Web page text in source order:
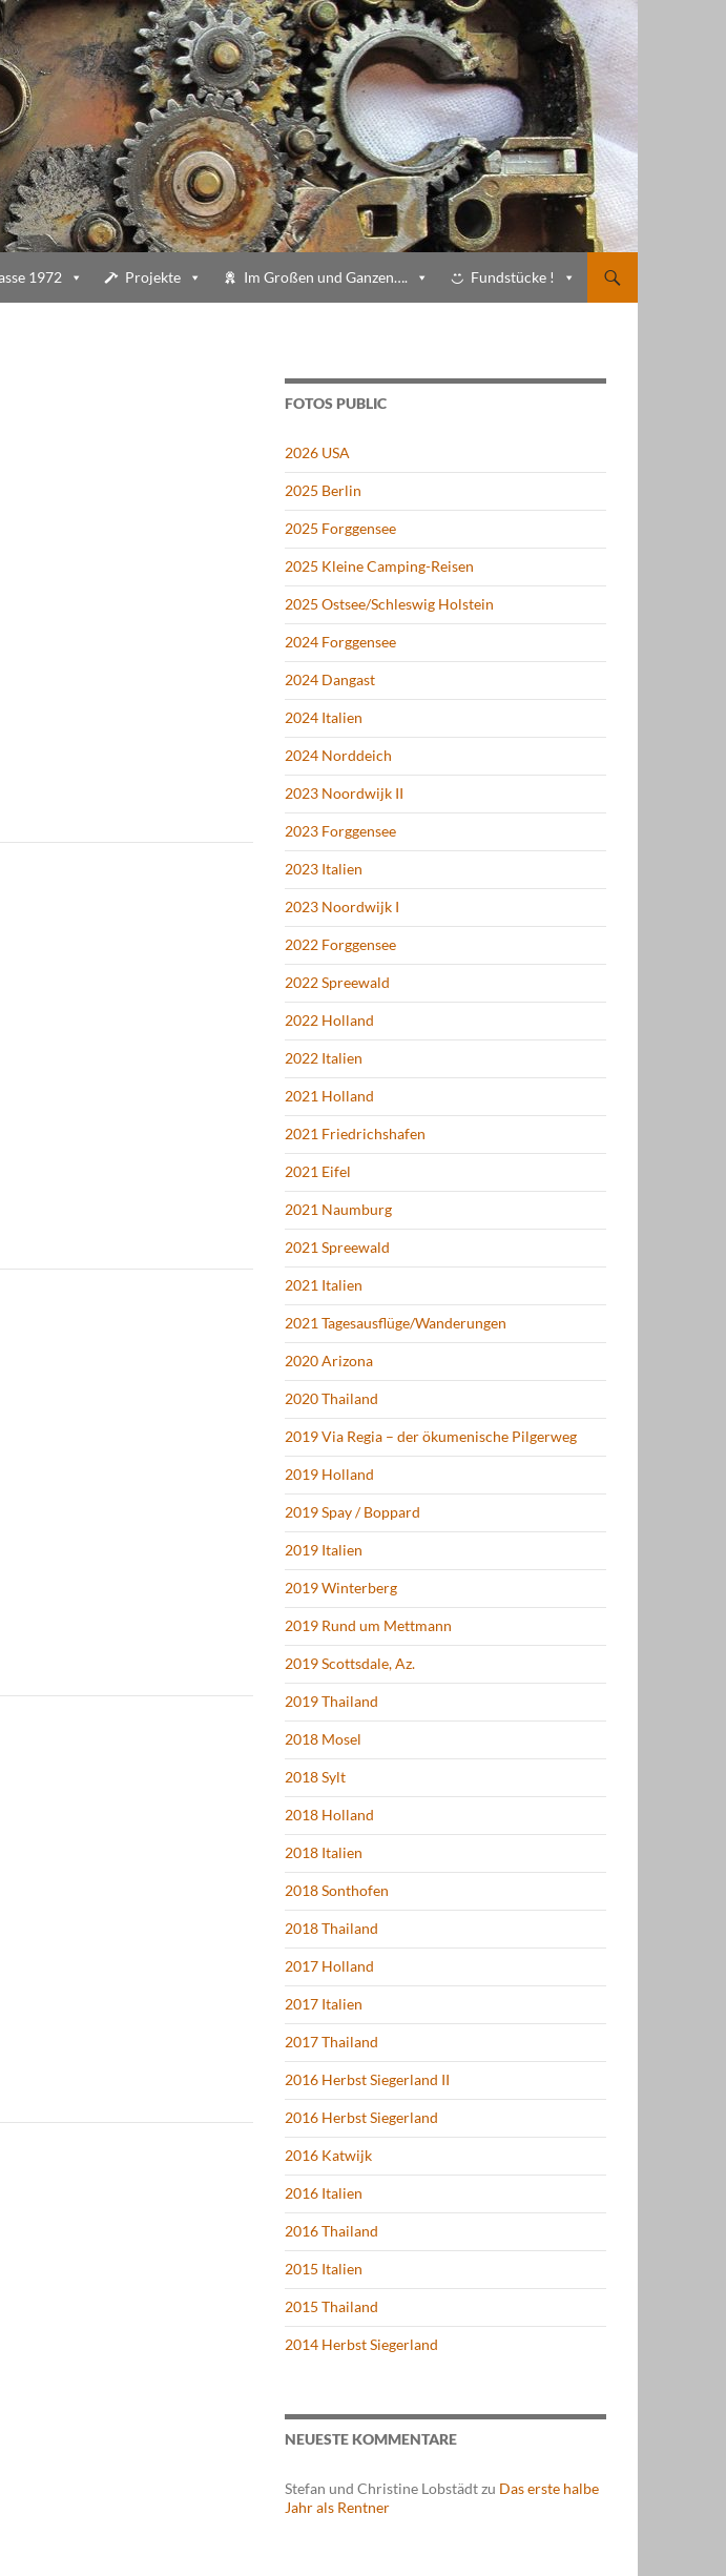
1972 Projekte Im Großen und Ganzen…. Fundstücke !
FOTOS PUBLIC
2026 USA
2025 Berlin
2025 Forggensee
2025 Kleine Camping-Reisen
2025 Ostsee/Schleswig Holstein
2024 Forggensee
2024 Dangast
2024 Italien
2024 Norddeich
2023 Noordwijk II
2023 Forggensee
2023 Italien
2023 Noordwijk I
2022 Forggensee
2022 Spreewald
2022 Holland
2022 Italien
2021 Holland
2021 Friedrichshafen
2021 Eifel
2021 Naumburg
2021 Spreewald
2021 Italien
2021 Tagesausflüge/Wanderungen
2020 Arizona
2020 Thailand
2019 Via Regia – der ökumenische Pilgerweg
2019 Holland
2019 Spay / Boppard
2019 Italien
2019 Winterberg
2019 Rund um Mettmann
2019 Scottsdale, Az.
2019 Thailand
2018 Mosel
2018 Sylt
2018 Holland
2018 Italien
2018 Sonthofen
2018 Thailand
2017 Holland
2017 Italien
2017 Thailand
2016 Herbst Siegerland II
2016 Herbst Siegerland
2016 Katwijk
2016 Italien
2016 Thailand
2015 Italien
2015 Thailand
2014 Herbst Siegerland
NEUESTE KOMMENTARE
Stefan und Christine Lobstädtzu Das erste halbe
Jahr als Rentner